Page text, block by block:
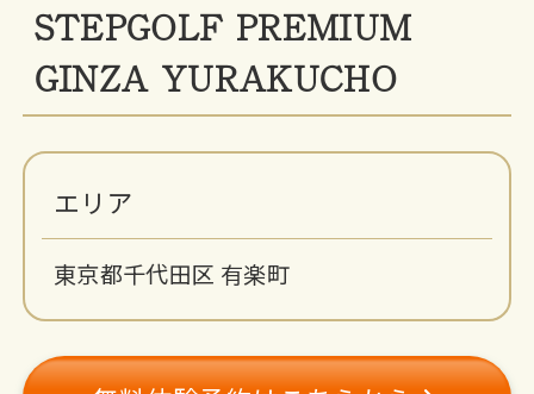
STEPGOLF PREMIUM
GINZA YURAKUCHO
エリア
東京都千代田区 有楽町